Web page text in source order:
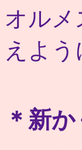
オルメ
えよ
＊新